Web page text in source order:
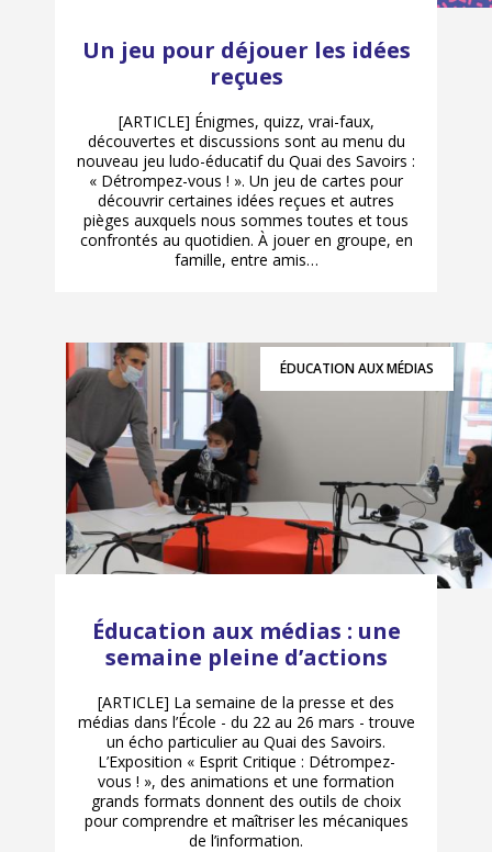
Un jeu pour déjouer les idées
reçues
[ARTICLE] Énigmes, quizz, vrai-faux,
découvertes et discussions sont au menu du
nouveau jeu ludo-éducatif du Quai des Savoirs :
« Détrompez-vous ! ». Un jeu de cartes pour
découvrir certaines idées reçues et autres
pièges auxquels nous sommes toutes et tous
confrontés au quotidien. À jouer en groupe, en
famille, entre amis…
ÉDUCATION AUX MÉDIAS
Éducation aux médias : une
semaine pleine d’actions
[ARTICLE] La semaine de la presse et des
médias dans l’École - du 22 au 26 mars - trouve
un écho particulier au Quai des Savoirs.
L’Exposition « Esprit Critique : Détrompez-
vous ! », des animations et une formation
grands formats donnent des outils de choix
pour comprendre et maîtriser les mécaniques
de l’information.